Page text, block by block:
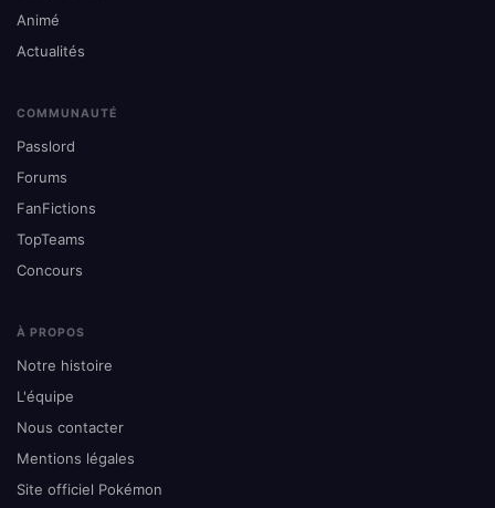
Animé
Actualités
COMMUNAUTÉ
Passlord
Forums
FanFictions
TopTeams
Concours
À PROPOS
Notre histoire
L'équipe
Nous contacter
Mentions légales
Site officiel Pokémon